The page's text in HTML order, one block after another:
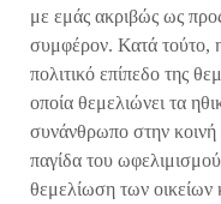
με εμάς ακριβώς ως
συμφέρον. Κατά τούτο,
πολιτικό επίπεδο της
οποία θεμελιώνει τα
συνάνθρωπο στην
παγίδα του
θεμελίωση των